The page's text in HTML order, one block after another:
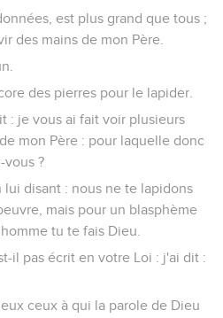
est plus grand que tous ;
des mains de mon Père.
des pierres pour le lapider.
: je vous ai fait voir plusieurs
mon Père : pour laquelle donc
vous ?
disant : nous ne te lapidons
mais pour un blasphème
tu te fais Dieu.
il pas écrit en votre Loi : j'ai dit :
ceux à qui la parole de Dieu